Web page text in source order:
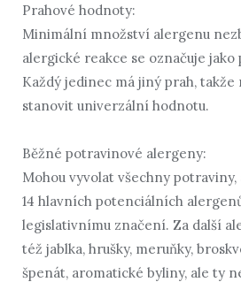
Prahové hodnoty:
Minimální množství alergenu
alergické reakce se označuje jako
Každý jedinec má jiný prah,
stanovit univerzální hodnotu.
Běžné potravinové alergeny:
Mohou vyvolat všechny potraviny,
14 hlavních potenciálních
legislativnímu značení. Za další
též jablka, hrušky, meruňky,
špenát, aromatické byliny, ale ty